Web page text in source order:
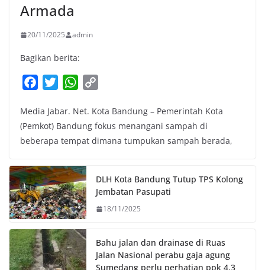
Armada
20/11/2025 admin
Bagikan berita:
c
e
b
o
k
i
t
t
r
W
a
t
s
p
p
p
y
L
n
k
Media Jabar. Net. Kota Bandung – Pemerintah Kota
(Pemkot) Bandung fokus menangani sampah di
beberapa tempat dimana tumpukan sampah berada,
DLH Kota Bandung Tutup TPS Kolong
Jembatan Pasupati
18/11/2025
Bahu jalan dan drainase di Ruas
Jalan Nasional perabu gaja agung
Sumedang perlu perhatian ppk 4.3